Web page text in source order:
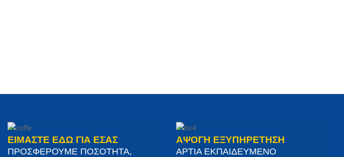
ΕΙΜΑΣΤΕ ΕΔΩ ΓΙΑ ΕΣΑΣ
ΠΡΟΣΦΕΡΟΥΜΕ ΠΟΣΟΤΗΤΑ,
ΑΨΟΓΗ ΕΞΥΠΗΡΕΤΗΣΗ
ΑΡΤΙΑ ΕΚΠΑΙΔΕΥΜΕΝΟ